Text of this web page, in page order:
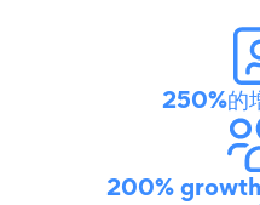
250%的
200% growth